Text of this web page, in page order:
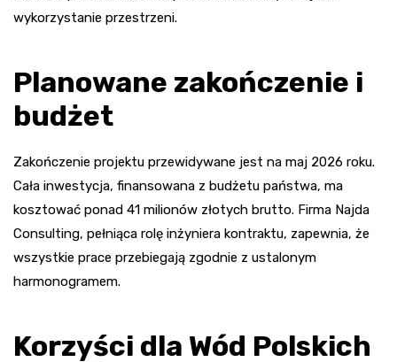
wykorzystanie przestrzeni.
Planowane zakończenie i
budżet
Zakończenie projektu przewidywane jest na maj 2026 roku.
Cała inwestycja, finansowana z budżetu państwa, ma
kosztować ponad 41 milionów złotych brutto. Firma Najda
Consulting, pełniąca rolę inżyniera kontraktu, zapewnia, że
wszystkie prace przebiegają zgodnie z ustalonym
harmonogramem.
Korzyści dla Wód Polskich